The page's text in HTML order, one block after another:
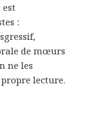
:
de mœurs
ne les
lecture.